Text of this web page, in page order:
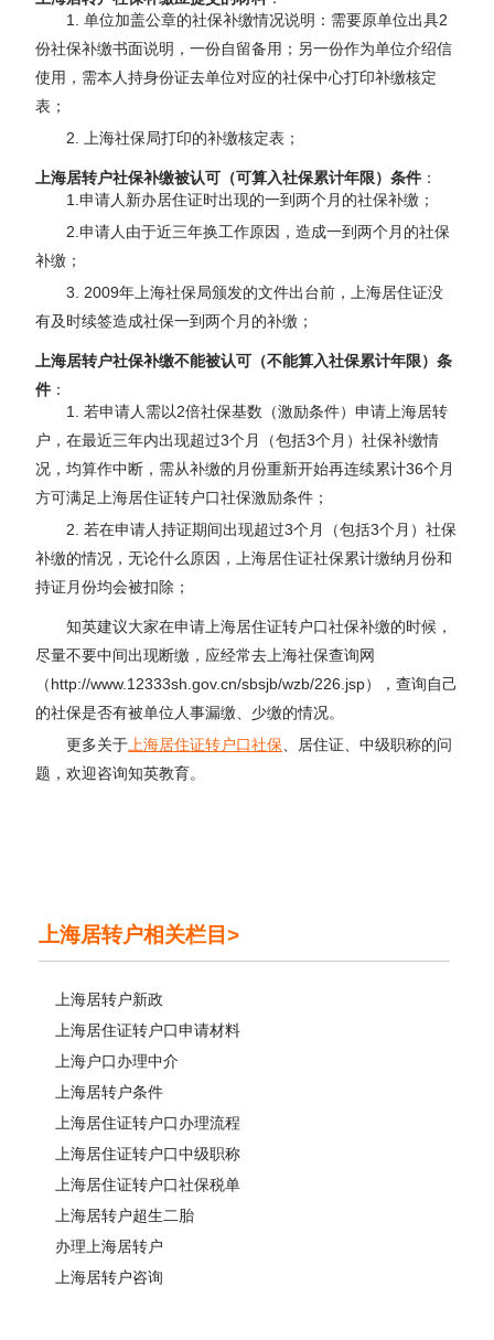
1. 单位加盖公章的社保补缴情况说明：需要原单位出具2
份社保补缴书面说明，一份自留备用；另一份作为单位介绍信
使用，需本人持身份证去单位对应的社保中心打印补缴核定
表；
2. 上海社保局打印的补缴核定表；
上海居转户社保补缴被认可（可算入社保累计年限）条件 ：
1.申请人新办居住证时出现的一到两个月的社保补缴；
2.申请人由于近三年换工作原因，造成一到两个月的社保
补缴；
3. 2009年上海社保局颁发的文件出台前，上海居住证没
有及时续签造成社保一到两个月的补缴；
上海居转户社保补缴不能被认可（不能算入社保累计年限）条
件 ：
1. 若申请人需以2倍社保基数（激励条件）申请上海居转
户，在最近三年内出现超过3个月（包括3个月）社保补缴情
况，均算作中断，需从补缴的月份重新开始再连续累计36个月
方可满足上海居住证转户口社保激励条件；
2. 若在申请人持证期间出现超过3个月（包括3个月）社保
补缴的情况，无论什么原因，上海居住证社保累计缴纳月份和
持证月份均会被扣除；
知英建议大家在申请上海居住证转户口社保补缴的时候，
尽量不要中间出现断缴，应经常去上海社保查询网
（http://www.12333sh.gov.cn/sbsjb/wzb/226.jsp），查询自己
的社保是否有被单位人事漏缴、少缴的情况。
更多关于 上海居住证转户口社保 、居住证、中级职称的问
题，欢迎咨询知英教育。
上海居转户相关栏目>
上海居转户新政
上海居住证转户口申请材料
上海户口办理中介
上海居转户条件
上海居住证转户口办理流程
上海居住证转户口中级职称
上海居住证转户口社保税单
上海居转户超生二胎
办理上海居转户
上海居转户咨询